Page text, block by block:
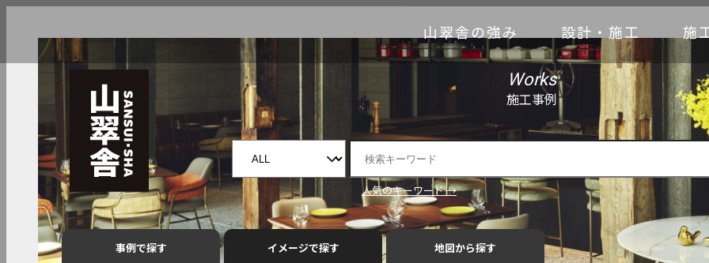
山翠舎の強み 設計・施工 施
Works
施工事例
人気のキーワード →
事例で探す イメージで探す 地図から探す